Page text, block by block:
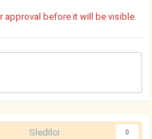
approval before it will be visible.
Sledilci 0